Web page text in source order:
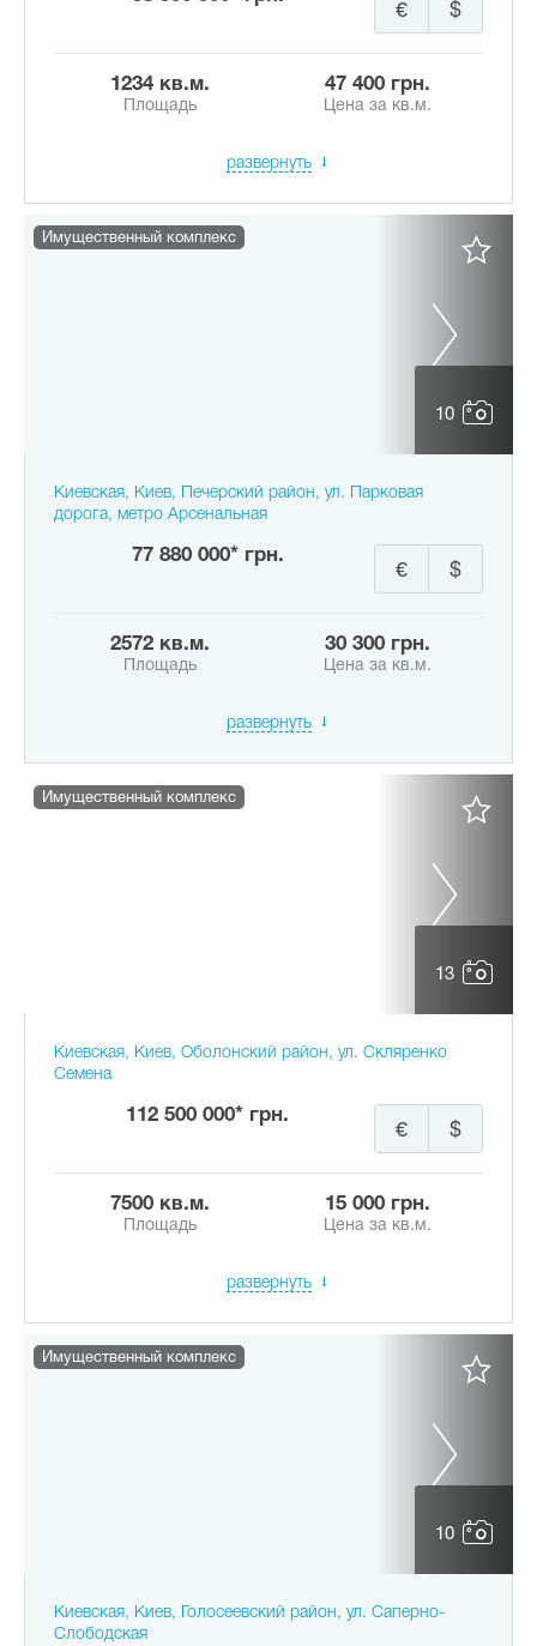
$
€
1234 кв.м.
Площадь
47 400 грн.
Цена за кв.м.
развернуть
10
Имущественный комплекс
Киевская, Киев, Печерский район, ул. Парковая
дорога, метро Арсенальная
77 880 000* грн.
$
€
2572 кв.м.
Площадь
30 300 грн.
Цена за кв.м.
развернуть
13
Имущественный комплекс
Киевская, Киев, Оболонский район, ул. Скляренко
Семена
112 500 000* грн.
$
€
7500 кв.м.
Площадь
15 000 грн.
Цена за кв.м.
развернуть
10
Имущественный комплекс
Киевская, Киев, Голосеевский район, ул. Саперно-
Слободская